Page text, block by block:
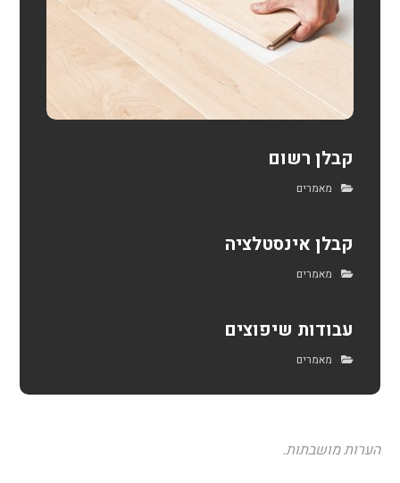
קבלן רשום
מאמרים
קבלן אינסטלציה
מאמרים
עבודות שיפוצים
מאמרים
הערות מושבתות.